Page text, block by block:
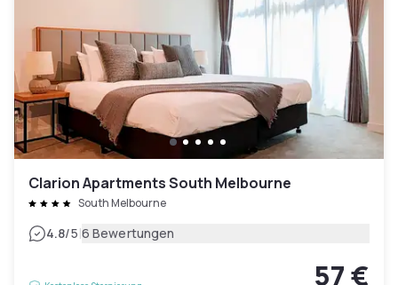
Clarion Apartments South Melbourne
South Melbourne
4.8/5|6 Bewertungen
57 €